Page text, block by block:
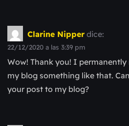
Clarine Nipper dice:
22/12/2020 a las 3:39 pm
Wow! Thank you! I
my blog something like that.
your post to my blog?